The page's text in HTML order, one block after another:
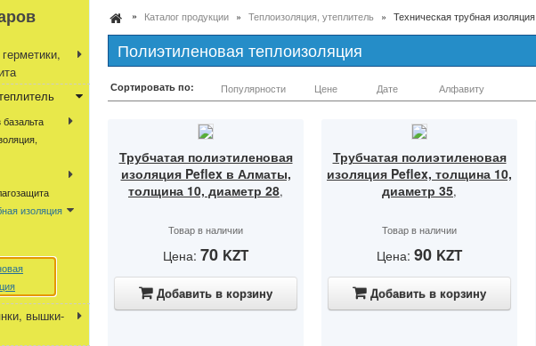
Каталог продукции Теплоизоляция, утеплитель Техническая трубная изоляция
Полиэтиленовая теплоизоляция
Сортировать по: Популярности Цене Дате Алфавиту
Трубчатая полиэтиленовая
изоляция Peflex в Алматы,
толщина 10, диаметр 28,
Товар в наличии
Цена: 70 KZT
Добавить в корзину
Трубчатая полиэтиленовая
изоляция Peflex, толщина 10,
диаметр 35,
Товар в наличии
Цена: 90 KZT
Добавить в корзину
изоляция
вышки-